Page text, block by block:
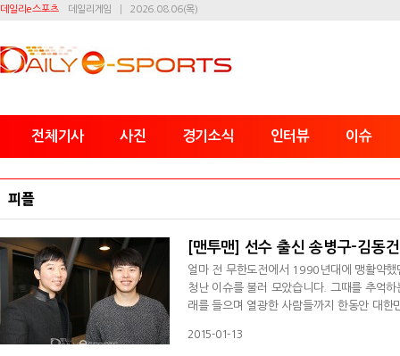
데일리e스포츠 데일리게임 2026.08.06(목)
전체기사 사진 경기소식 인터뷰 이슈
피플
[맨투맨] 선수 출신 송병구-김동
얼마 전 무한도전에서 1990년대에 맹활약
청난 이슈를 불러 모았습니다. 그때를 추억
래를 들으며 열광한 사람들까지 한동안 대
2015-01-13